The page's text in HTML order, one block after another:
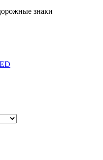
знаки